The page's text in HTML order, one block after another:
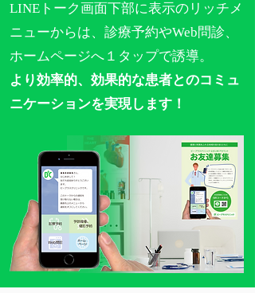
LINEトーク画面下部に表示のリッチメ
ニューからは、診療予約やWeb問診、
ホームページへ１タップで誘導。
より効率的、効果的な患者とのコミュ
ニケーションを実現します！